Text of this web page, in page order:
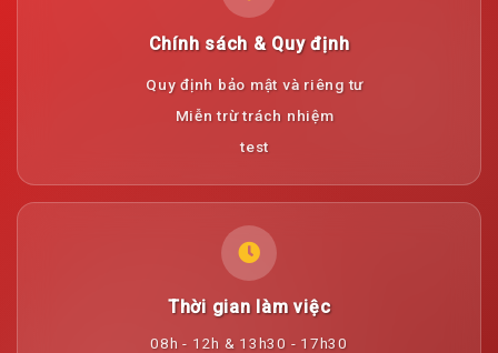
Chính sách & Quy định
Quy định bảo mật và riêng tư
Miễn trừ trách nhiệm
test
Thời gian làm việc
08h - 12h & 13h30 - 17h30